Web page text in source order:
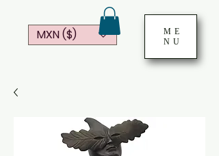
ME
NU
MXN ($)